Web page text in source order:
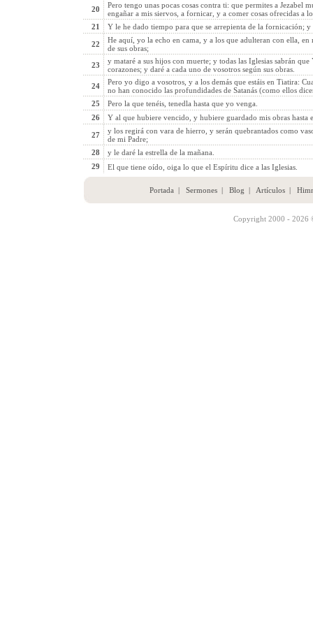
20
Pero tengo unas pocas cosas contra ti: que permites a Jezabel
engañar a mis siervos, a fornicar, y a comer cosas ofrecidas a
21
Y le he dado tiempo para que se arrepienta de la fornicación; y
22
He aquí, yo la echo en cama, y a los que adulteran con ella,
de sus obras;
23
y mataré a sus hijos con muerte; y todas las Iglesias sabrán
corazones; y daré a cada uno de vosotros según sus obras.
24
Pero yo digo a vosotros, y a los demás que estáis en Tiatira:
no han conocido las profundidades de Satanás (como ellos
25
Pero la que tenéis, tenedla hasta que yo venga.
26
Y al que hubiere vencido, y hubiere guardado mis obras hasta
27
y los regirá con vara de hierro, y serán quebrantados como
de mi Padre;
28
y le daré la estrella de la mañana.
29
El que tiene oído, oiga lo que el Espíritu dice a las Iglesias.
Portada | Sermones| Blog | Artículos|
Copyright 2000 - 2026